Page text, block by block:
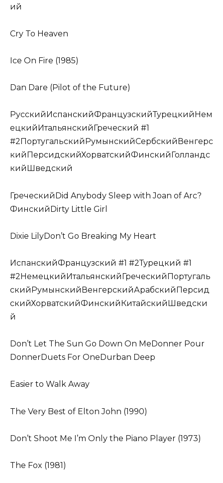
ий
Cry To Heaven
Ice On Fire (1985)
Dan Dare (Pilot of the Future)
РусскийИспанскийФранцузскийТурецкийНем
ецкийИтальянскийГреческий #1
#2ПортугальскийРумынскийСербскийВенгерс
кийПерсидскийХорватскийФинскийГолландс
кийШведский
ГреческийDid Anybody Sleep with Joan of Arc?
ФинскийDirty Little Girl
Dixie LilyDon’t Go Breaking My Heart
ИспанскийФранцузский #1 #2Турецкий #1
#2НемецкийИтальянскийГреческийПортугаль
скийРумынскийВенгерскийАрабскийПерсид
скийХорватскийФинскийКитайскийШведски
й
Don’t Let The Sun Go Down On MeDonner Pour
DonnerDuets For OneDurban Deep
Easier to Walk Away
The Very Best of Elton John (1990)
Don’t Shoot Me I’m Only the Piano Player (1973)
The Fox (1981)